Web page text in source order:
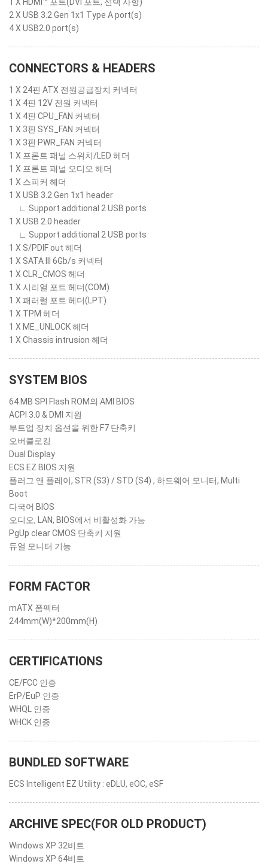
2 X USB 3.2 Gen 1x1 Type A port(s)
4 X USB2.0 port(s)
CONNECTORS & HEADERS
1 X 24핀 ATX 전원공급장치 커넥터
1 X 4핀 12V 전원 커넥터
1 X 4핀 CPU_FAN 커넥터
1 X 3핀 SYS_FAN 커넥터
1 X 3핀 PWR_FAN 커넥터
1 X 프론트 패널 스위치/LED 헤더
1 X 프론트 패널 오디오 헤더
1 X 스피커 헤더
1 X USB 3.2 Gen 1x1 header
∟ Support additional 2 USB ports
1 X USB 2.0 header
∟ Support additional 2 USB ports
1 X S/PDIF out 헤더
1 X SATA III 6Gb/s 커넥터
1 X CLR_CMOS 헤더
1 X 시리얼 포트 헤더(COM)
1 X 패러럴 포트 헤더(LPT)
1 X TPM 헤더
1 X ME_UNLOCK 헤더
1 X Chassis intrusion 헤더
SYSTEM BIOS
64 MB SPI Flash ROM의 AMI BIOS
ACPI 3.0 & DMI 지원
부트업 장치 옵션을 위한 F7 단축키
오버클로킹
Dual Display
ECS EZ BIOS 지원
플러그 앤 플레이, STR (S3) / STD (S4) , 하드웨어 모니터, Multi
Boot
다국어 BIOS
오디오, LAN, BIOS에서 비활성화 가능
PgUp clear CMOS 단축키 지원
듀얼 모니터 기능
FORM FACTOR
mATX 폼펙터
244mm(W)*200mm(H)
CERTIFICATIONS
CE/FCC 인증
ErP/EuP 인증
WHQL 인증
WHCK 인증
BUNDLED SOFTWARE
ECS Intelligent EZ Utility : eDLU, eOC, eSF
ARCHIVE SPEC(FOR OLD PRODUCT)
Windows XP 32비트
Windows XP 64비트